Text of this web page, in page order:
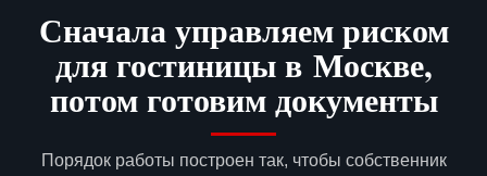
Сначала управляем риском
для гостиницы в Москве,
потом готовим документы
Порядок работы построен так, чтобы собственник